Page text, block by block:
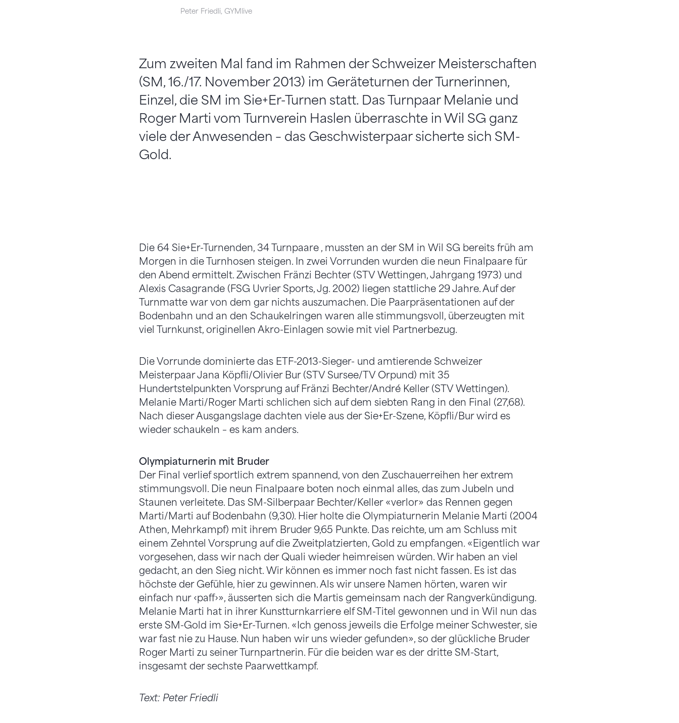
Peter Friedli, GYMlive
Zum zweiten Mal fand im Rahmen der Schweizer Meisterschaften
(SM, 16./17. November 2013) im Geräteturnen der Turnerinnen,
Einzel, die SM im Sie+Er-Turnen statt. Das Turnpaar Melanie und
Roger Marti vom Turnverein Haslen überraschte in Wil SG ganz
viele der Anwesenden – das Geschwisterpaar sicherte sich SM-
Gold.
Die 64 Sie+Er-Turnenden, 34 Turnpaare , mussten an der SM in Wil SG bereits früh am
Morgen in die Turnhosen steigen. In zwei Vorrunden wurden die neun Finalpaare für
den Abend ermittelt. Zwischen Fränzi Bechter (STV Wettingen, Jahrgang 1973) und
Alexis Casagrande (FSG Uvrier Sports, Jg. 2002) liegen stattliche 29 Jahre. Auf der
Turnmatte war von dem gar nichts auszumachen. Die Paarpräsentationen auf der
Bodenbahn und an den Schaukelringen waren alle stimmungsvoll, überzeugten mit
viel Turnkunst, originellen Akro-Einlagen sowie mit viel Partnerbezug.
Die Vorrunde dominierte das ETF-2013-Sieger- und amtierende Schweizer
Meisterpaar Jana Köpfli/Olivier Bur (STV Sursee/TV Orpund) mit 35
Hundertstelpunkten Vorsprung auf Fränzi Bechter/André Keller (STV Wettingen).
Melanie Marti/Roger Marti schlichen sich auf dem siebten Rang in den Final (27,68).
Nach dieser Ausgangslage dachten viele aus der Sie+Er-Szene, Köpfli/Bur wird es
wieder schaukeln – es kam anders.
Olympiaturnerin mit Bruder
Der Final verlief sportlich extrem spannend, von den Zuschauerreihen her extrem
stimmungsvoll. Die neun Finalpaare boten noch einmal alles, das zum Jubeln und
Staunen verleitete. Das SM-Silberpaar Bechter/Keller «verlor» das Rennen gegen
Marti/Marti auf Bodenbahn (9,30). Hier holte die Olympiaturnerin Melanie Marti (2004
Athen, Mehrkampf) mit ihrem Bruder 9,65 Punkte. Das reichte, um am Schluss mit
einem Zehntel Vorsprung auf die Zweitplatzierten, Gold zu empfangen. «Eigentlich war
vorgesehen, dass wir nach der Quali wieder heimreisen würden. Wir haben an viel
gedacht, an den Sieg nicht. Wir können es immer noch fast nicht fassen. Es ist das
höchste der Gefühle, hier zu gewinnen. Als wir unsere Namen hörten, waren wir
einfach nur ‹paff›», äusserten sich die Martis gemeinsam nach der Rangverkündigung.
Melanie Marti hat in ihrer Kunstturnkarriere elf SM-Titel gewonnen und in Wil nun das
erste SM-Gold im Sie+Er-Turnen. «Ich genoss jeweils die Erfolge meiner Schwester, sie
war fast nie zu Hause. Nun haben wir uns wieder gefunden», so der glückliche Bruder
Roger Marti zu seiner Turnpartnerin. Für die beiden war es der dritte SM-Start,
insgesamt der sechste Paarwettkampf.
Text: Peter Friedli